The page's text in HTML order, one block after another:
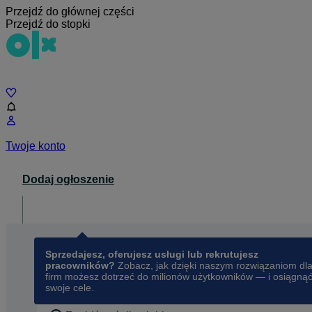
Przejdź do głównej części
Przejdź do stopki
Twoje konto
Dodaj ogłoszenie
Sprzedajesz, oferujesz usługi lub rekrutujesz
pracowników? Zobacz, jak dzięki naszym rozwiązaniom dla
firm możesz dotrzeć do milionów użytkowników — i osiągnąć
swoje cele.